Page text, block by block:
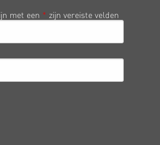
met een * zijn vereiste velden